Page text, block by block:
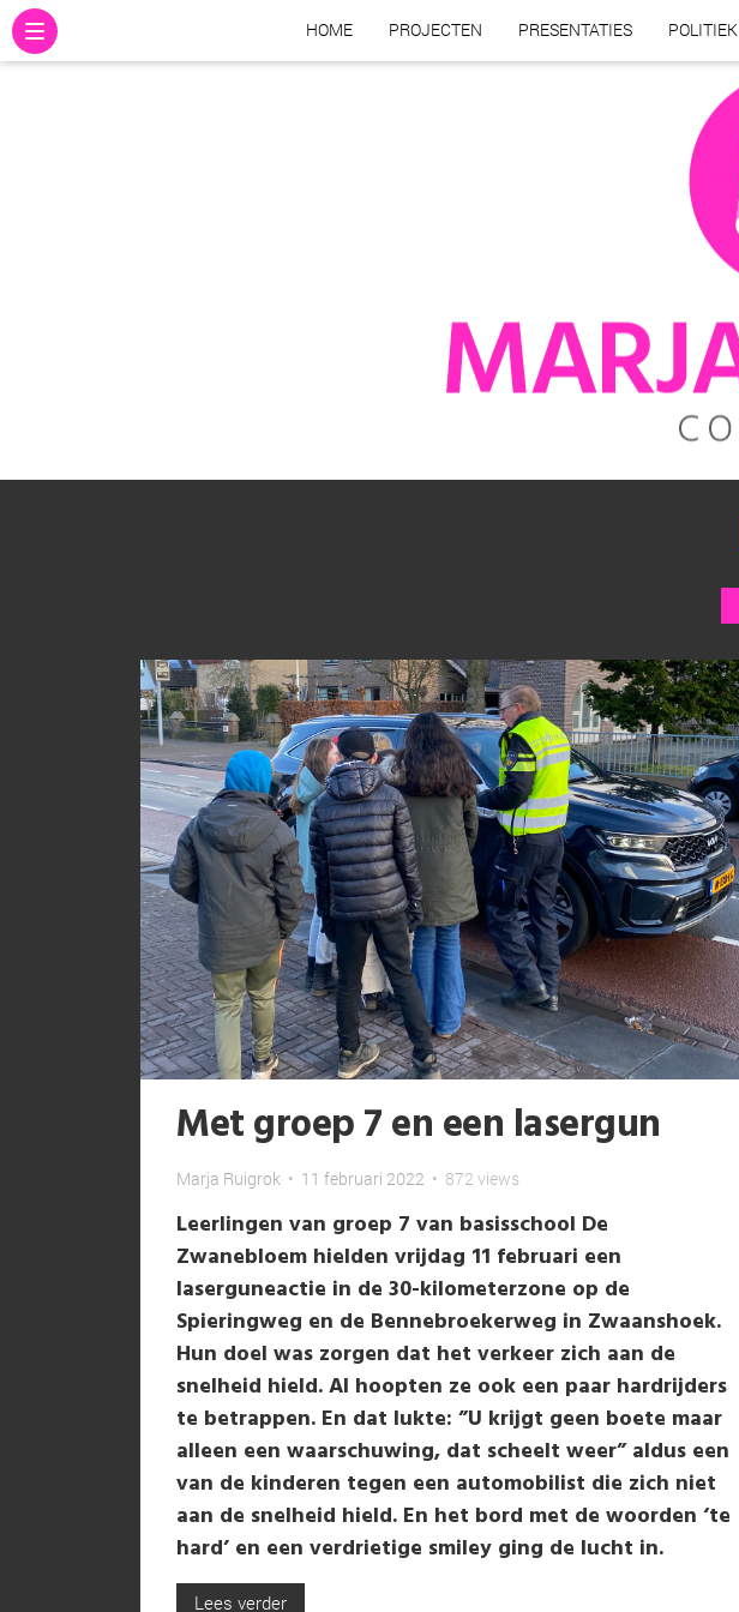
HOME PROJECTEN PRESENTATIES POLITIEK
Met groep 7 en een lasergun
Marja Ruigrok • 11 februari 2022 • 872 views
Leerlingen van groep 7 van basisschool De
Zwanebloem hielden vrijdag 11 februari een
laserguneactie in de 30-kilometerzone op de
Spieringweg en de Bennebroekerweg in Zwaanshoek.
Hun doel was zorgen dat het verkeer zich aan de
snelheid hield. Al hoopten ze ook een paar hardrijders
te betrappen. En dat lukte: ”U krijgt geen boete maar
alleen een waarschuwing, dat scheelt weer” aldus een
van de kinderen tegen een automobilist die zich niet
aan de snelheid hield. En het bord met de woorden ‘te
hard’ en een verdrietige smiley ging de lucht in.
Lees verder